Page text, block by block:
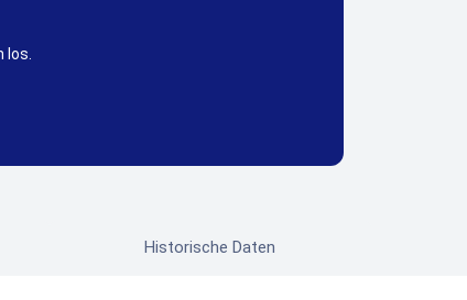
los.
Historische Daten